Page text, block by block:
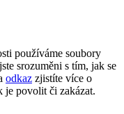
používáme soubory
srozuměni s tím, jak se
odkaz zjistíte více o
je povolit či zakázat.